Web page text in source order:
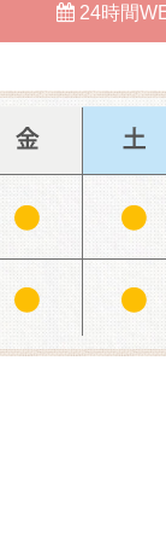
24時間